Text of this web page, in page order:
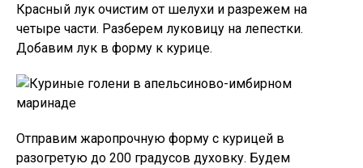
Красный лук очистим от шелухи и разрежем на
четыре части. Разберем луковицу на лепестки.
Добавим лук в форму к курице.
Отправим жаропрочную форму с курицей в
разогретую до 200 градусов духовку. Будем